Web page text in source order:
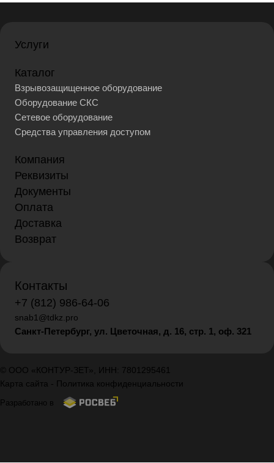
Услуги
Каталог
Взрывозащищенное оборудование
Оборудование СКС
Сетевое оборудование
Средства управления доступом
Компания
Реквизиты
Документы
Оплата
Доставка
Возврат
Контакты
+7 (812) 986-64-06
snab1@tdkz.pro
Санкт-Петербург, ул. Цветочная, д. 16, стр. 1, оф. 321
© ООО «КОНТУР-ЗЕТ», ИНН: 7801295461
Карта сайта - Политика конфиденциальности
Разработано в